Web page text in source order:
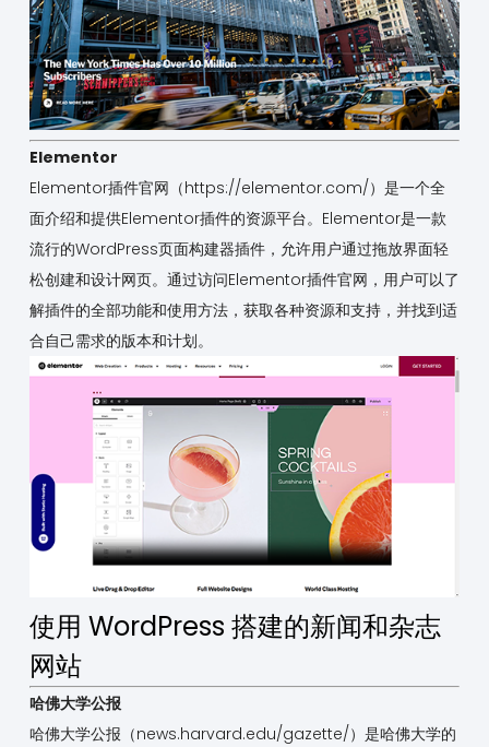
Elementor
Elementor插件官网（https://elementor.com/）是一个全
面介绍和提供Elementor插件的资源平台。Elementor是一款
流行的WordPress页面构建器插件，允许用户通过拖放界面轻
松创建和设计网页。通过访问Elementor插件官网，用户可以了
解插件的全部功能和使用方法，获取各种资源和支持，并找到适
合自己需求的版本和计划。
使用 WordPress 搭建的新闻和杂志
网站
哈佛大学公报
哈佛大学公报（news.harvard.edu/gazette/）是哈佛大学的